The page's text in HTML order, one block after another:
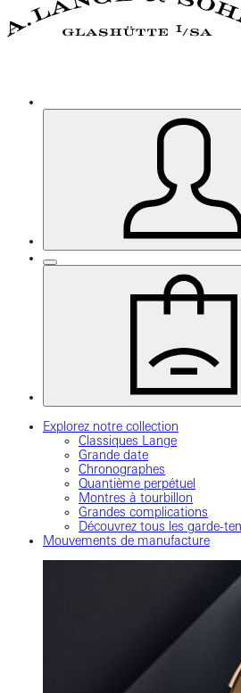
Explorez notre collection
Classiques Lange
Grande date
Chronographes
Quantième perpétuel
Montres à tourbillon
Grandes complications
Découvrez tous les garde-
Mouvements de manufacture